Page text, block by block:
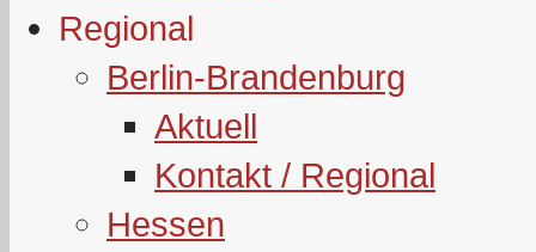
Regional
Berlin-Brandenburg
Aktuell
Kontakt / Regional
Hessen